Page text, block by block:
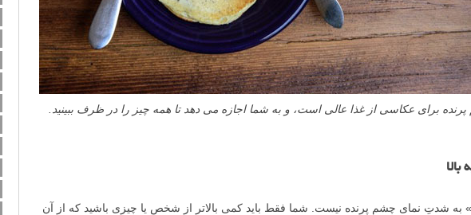
برای عکاسی از غذا عالی است، و به شما اجازه می دهد تا همه چیز را در ظرف ببینید.
بالا
به شدتِ نمای چشم پرنده نیست. شما فقط باید کمی بالاتر از شخص یا چیزی باشید که از آن